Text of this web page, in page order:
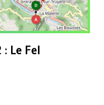
: Le Fel